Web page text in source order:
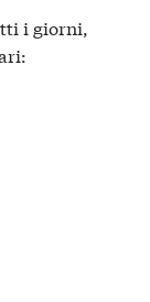
i giorni,